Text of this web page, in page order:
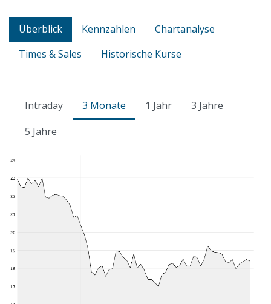
Überblick Kennzahlen
Chartanalyse
Times & Sales
Historische Kurse
Intraday 3 Monate 1 Jahr
3 Jahre
5 Jahre